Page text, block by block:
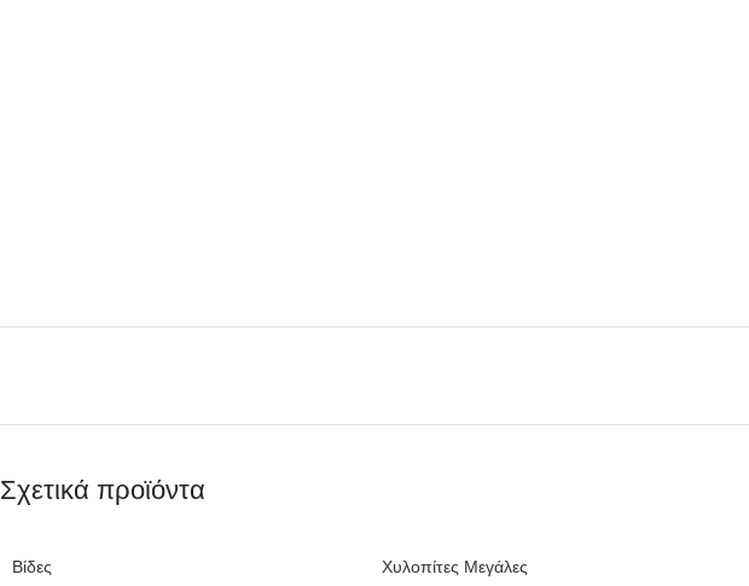
Σχετικά προϊόντα
Βίδες Χυλοπίτες Μεγάλες